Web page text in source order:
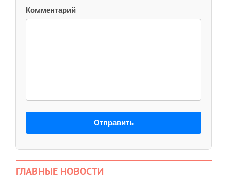
Комментарий
Отправить
ГЛАВНЫЕ НОВОСТИ